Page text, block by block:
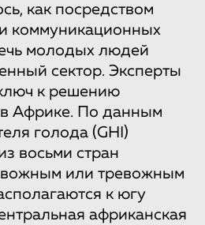
как посредством
коммуникационных
молодых людей
сектор. Эксперты
к решению
Африке. По данным
голода (GHI)
восьми стран
или тревожным
к югу
африканская